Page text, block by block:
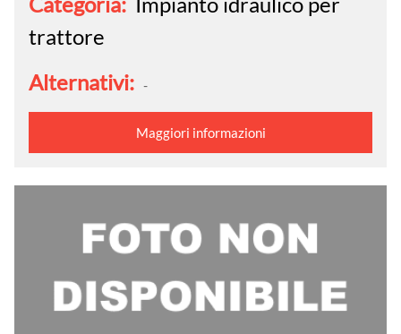
trattore
Alternativi: -
Maggiori informazioni